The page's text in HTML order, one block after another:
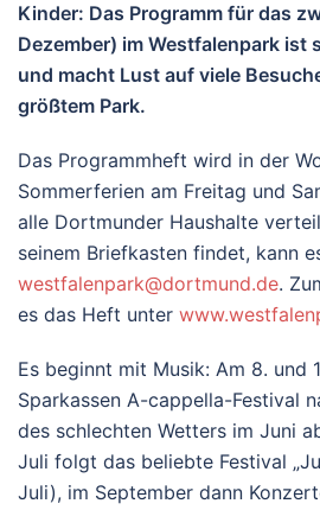
Kinder: Das Programm für das
Dezember) im Westfalenpark ist
und macht Lust auf viele
größtem Park.
Das Programmheft wird in der
Sommerferien am Freitag und
alle Dortmunder Haushalte
seinem Briefkasten findet, kann
westfalenpark@dortmund.de.
es das Heft unter
Es beginnt mit Musik: Am 8. und
Sparkassen A-cappella-Festival
des schlechten Wetters im Juni
Juli folgt das beliebte Festival
Juli), im September dann